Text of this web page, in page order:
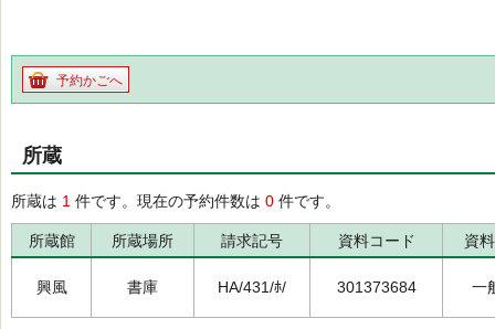
予約かごへ
所蔵
所蔵は 1 件です。現在の予約件数は 0 件です。
所蔵館 所蔵場所 請求記号 資料コード 資
興風 書庫 HA/431/ﾎ/ 301373684 一